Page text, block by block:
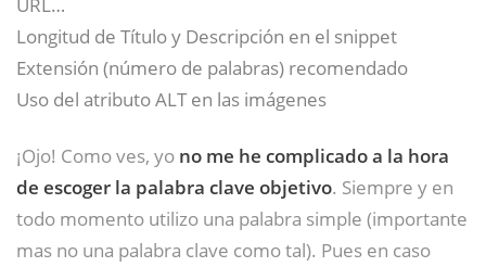
Longitud de Título y Descripción en el snippet
Extensión (número de palabras) recomendado
Uso del atributo ALT en las imágenes
¡Ojo! Como ves, yo no me he complicado a la hora
de escoger la palabra clave objetivo. Siempre y en
todo momento utilizo una palabra simple (importante
mas no una palabra clave como tal). Pues en caso